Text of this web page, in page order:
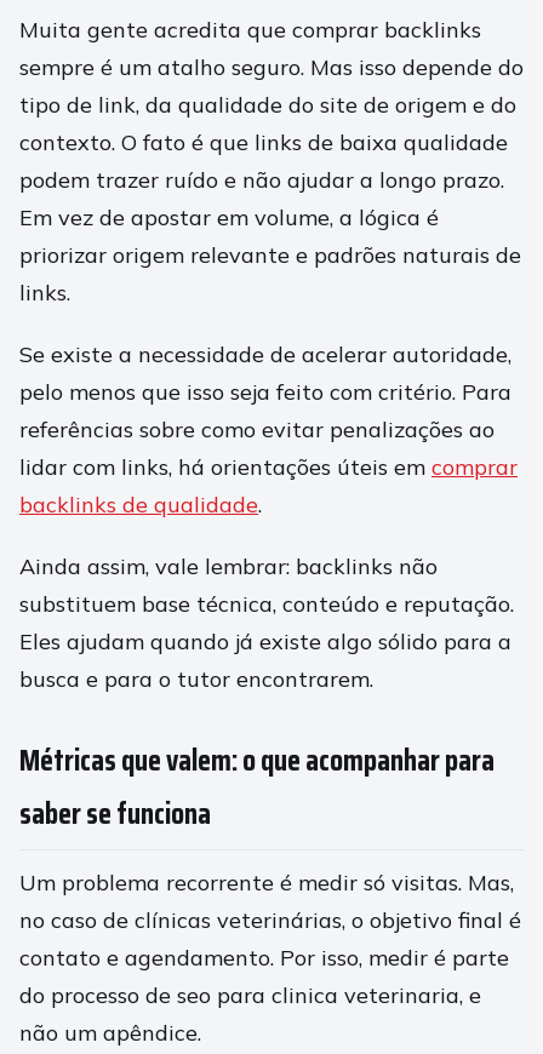
Muita gente acredita que comprar backlinks
sempre é um atalho seguro. Mas isso depende do
tipo de link, da qualidade do site de origem e do
contexto. O fato é que links de baixa qualidade
podem trazer ruído e não ajudar a longo prazo.
Em vez de apostar em volume, a lógica é
priorizar origem relevante e padrões naturais de
links.
Se existe a necessidade de acelerar autoridade,
pelo menos que isso seja feito com critério. Para
referências sobre como evitar penalizações ao
lidar com links, há orientações úteis em comprar
backlinks de qualidade.
Ainda assim, vale lembrar: backlinks não
substituem base técnica, conteúdo e reputação.
Eles ajudam quando já existe algo sólido para a
busca e para o tutor encontrarem.
Métricas que valem: o que acompanhar para
saber se funciona
Um problema recorrente é medir só visitas. Mas,
no caso de clínicas veterinárias, o objetivo final é
contato e agendamento. Por isso, medir é parte
do processo de seo para clinica veterinaria, e
não um apêndice.